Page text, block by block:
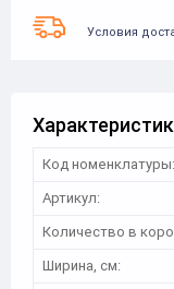
Условия
Код номенклатуры:
Артикул:
Количество в
Ширина, см: